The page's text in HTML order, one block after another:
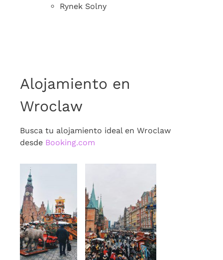
Rynek Solny
Alojamiento en
Wroclaw
Busca tu alojamiento ideal en Wroclaw
desde Booking.com